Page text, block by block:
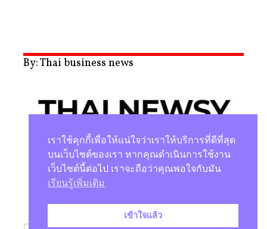
By: Thai business news
นโยบายความเป็นส่วนตัว
Copyright © 2026 |Studio Magenta Co., Ltd.
เราใช้คุกกี้เพื่อให้แน่ใจว่าเราให้บริการที่ดีที่สุด
บนเว็บไซต์ของเรา หากคุณดำเนินการใช้งาน
เว็บไซต์นี้ต่อไป เราจะถือว่าคุณพอใจกับมัน
เรียนรู้เพิ่มเติม
เข้าใจแล้ว